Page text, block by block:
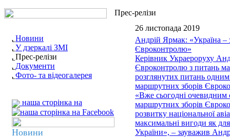
Новини
У дзеркалі ЗМІ
Прес-релізи
Документи
Фото- та відеогалерея
наша сторінка на
Новини
Прес-релізи
26 листопада 2019
Андрій Ярмак: «Україна –
Євроконтролю»
Керівник Украероруху
Євроконтролю з питань
розглянутих питань одним
маршрутних зборів
«Вже сьогодні очевидним
маршрутних зборів
розвитку національної
максимальні вигоди як
України», – зауважив